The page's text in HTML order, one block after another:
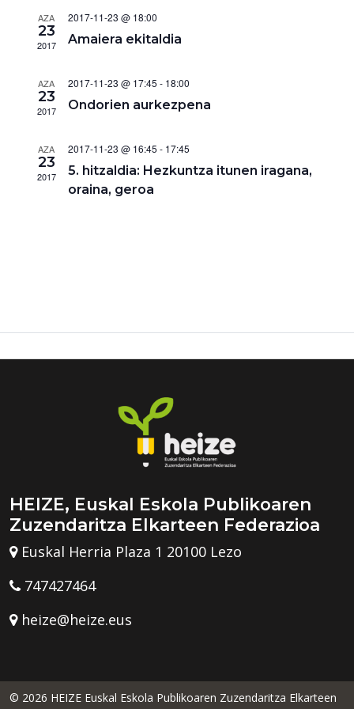
AZA
23
2017
2017-11-23 @ 18:00
Amaiera ekitaldia
AZA
23
2017
2017-11-23 @ 17:45 - 18:00
Ondorien aurkezpena
AZA
23
2017
2017-11-23 @ 16:45 - 17:45
5. hitzaldia: Hezkuntza itunen iragana,
oraina, geroa
HEIZE, Euskal Eskola Publikoaren
Zuzendaritza Elkarteen Federazioa
Euskal Herria Plaza 1 20100 Lezo
747427464
heize@heize.eus
© 2026 HEIZE Euskal Eskola Publikoaren Zuzendaritza Elkarteen